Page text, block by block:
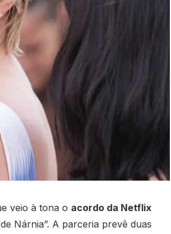
veio à tona o acordo da Netflix
Nárnia”. A parceria prevê duas